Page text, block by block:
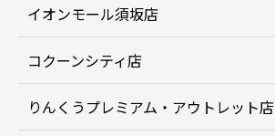
イオンモール須坂店
コクーンシティ店
りんくうプレミアム・アウトレット店